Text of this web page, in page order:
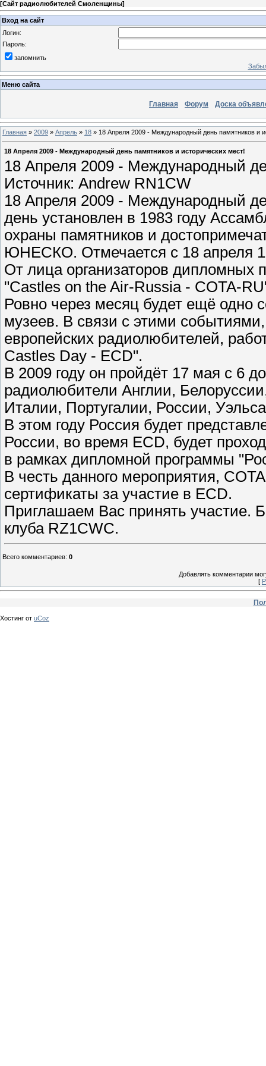
[Сайт радиолюбителей Смоленщины]
Вход на сайт
Логин:
Пароль:
запомнить
Меню сайта
Главная Форум Доска
Главная » 2009 » Апрель » 18 » 18 Апреля 2009 - Международный день памятников и
18 Апреля 2009 - Международный день памятников и исторических мест!
18 Апреля 2009 - Международный
Источник: Andrew RN1CW
18 Апреля 2009 - Международный
день установлен в 1983 году
охраны памятников и
ЮНЕСКО. Отмечается с 18 апреля
От лица организаторов дипломных
"Castles on the Air-Russia - COTA-
Ровно через месяц будет ещё
музеев. В связи с этими
европейских радиолюбителей,
Castles Day - ECD".
В 2009 году он пройдёт 17 мая с 6
радиолюбители Англии,
Италии, Португалии, России,
В этом году Россия будет
России, во время ECD, будет
в рамках дипломной программы
В честь данного мероприятия,
сертификаты за участие в ECD.
Приглашаем Вас принять участие.
клуба RZ1CWC.
Всего комментариев: 0
Добавлять комментарии
[
Хостинг от uCoz